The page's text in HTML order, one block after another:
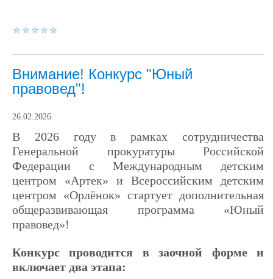
Внимание! Конкурс "Юный
правовед"!
26.02.2026
В 2026 году в рамках сотрудничества
Генеральной прокуратуры Российской
Федерации с Международным детским
центром «Артек» и Всероссийским детским
центром «Орлёнок» стартует дополнительная
общеразвивающая программа «Юный
правовед»!
Конкурс проводится в заочной форме и
включает два этапа: